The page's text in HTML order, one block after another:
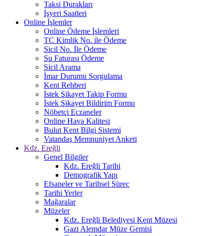
Taksi Durakları
İşyeri Saatleri
Online İşlemler
Online Ödeme İşlemleri
TC Kimlik No. ile Ödeme
Sicil No. İle Ödeme
Su Faturası Ödeme
Sicil Arama
İmar Durumu Sorgulama
Kent Rehberi
İstek Şikayet Takip Formu
İstek Şikayet Bildirim Formu
Nöbetçi Eczaneler
Online Hava Kalitesi
Bulut Kent Bilgi Sistemi
Vatandaş Memnuniyet Anketi
Kdz. Ereğli
Genel Bilgiler
Kdz. Ereğli Tarihi
Demografik Yapı
Efsaneler ve Tarihsel Süreç
Tarihi Yerler
Mağaralar
Müzeler
Kdz. Ereğli Belediyesi Kent Müzesi
Gazi Alemdar Müze Gemisi